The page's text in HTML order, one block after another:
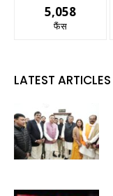
5,058
फैंस
LATEST ARTICLES